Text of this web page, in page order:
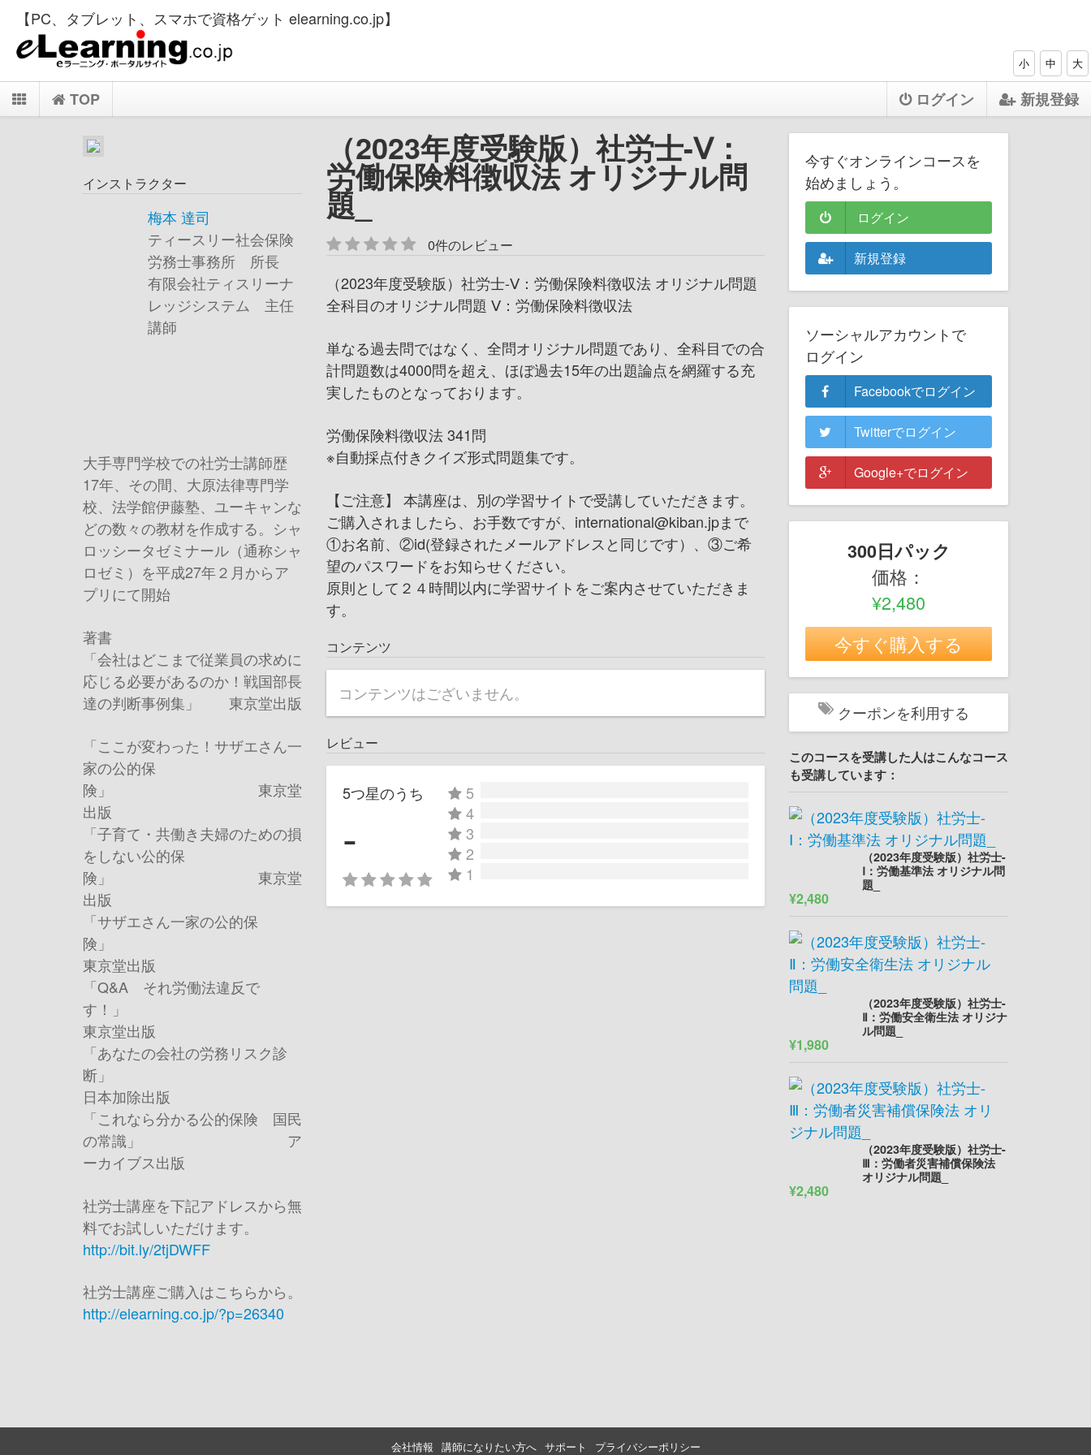
【PC、タブレット、スマホで資格ゲット elearning.co.jp】
小 中 大
TOP ログイン 新規登録
インストラクター
梅本 達司
ティースリー社会保険
労務士事務所 所長
有限会社ティスリーナ
レッジシステム 主任
講師
大手専門学校での社労士講師歴
17年、その間、大原法律専門学
校、法学館伊藤塾、ユーキャンな
どの数々の教材を作成する。シャ
ロッシータゼミナール（通称シャ
ロゼミ）を平成27年２月からア
プリにて開始
著書
「会社はどこまで従業員の求めに
応じる必要があるのか！戦国部長
達の判断事例集」 東京堂出版
「ここが変わった！サザエさん一
家の公的保
険」 東京堂
出版
「子育て・共働き夫婦のための損
をしない公的保
険」 東京堂
出版
「サザエさん一家の公的保
険」
東京堂出版
「Q&A それ労働法違反で
す！」
東京堂出版
「あなたの会社の労務リスク診
断」
日本加除出版
「これなら分かる公的保険 国民
の常識」 ア
ーカイブス出版
社労士講座を下記アドレスから無
料でお試しいただけます。
http://bit.ly/2tjDWFF
社労士講座ご購入はこちらから。
http://elearning.co.jp/?p=26340
（2023年度受験版）社労士-Ⅴ：
労働保険料徴収法 オリジナル問
題_
0件のレビュー
（2023年度受験版）社労士-Ⅴ：労働保険料徴収法 オリジナル問題
全科目のオリジナル問題 Ⅴ：労働保険料徴収法
単なる過去問ではなく、全問オリジナル問題であり、全科目での合
計問題数は4000問を超え、ほぼ過去15年の出題論点を網羅する充
実したものとなっております。
労働保険料徴収法 341問
※自動採点付きクイズ形式問題集です。
【ご注意】 本講座は、別の学習サイトで受講していただきます。
ご購入されましたら、お手数ですが、international@kiban.jpまで
①お名前、②id(登録されたメールアドレスと同じです）、③ご希
望のパスワードをお知らせください。
原則として２４時間以内に学習サイトをご案内させていただきま
す。
コンテンツ
コンテンツはございません。
レビュー
5つ星のうち
-
5
4
3
2
1
今すぐオンラインコースを
始めましょう。
ログイン
新規登録
ソーシャルアカウントで
ログイン
Facebookでログイン
Twitterでログイン
Google+でログイン
300日パック
価格：
¥2,480
今すぐ購入する
クーポンを利用する
このコースを受講した人はこんなコース
も受講しています：
（2023年度受験版）社労士-
Ⅰ：労働基準法 オリジナル問
題_
¥2,480
（2023年度受験版）社労士-
Ⅱ：労働安全衛生法 オリジナ
ル問題_
¥1,980
（2023年度受験版）社労士-
Ⅲ：労働者災害補償保険法
オリジナル問題_
¥2,480
会社情報 講師になりたい方へ サポート プライバシーポリシー